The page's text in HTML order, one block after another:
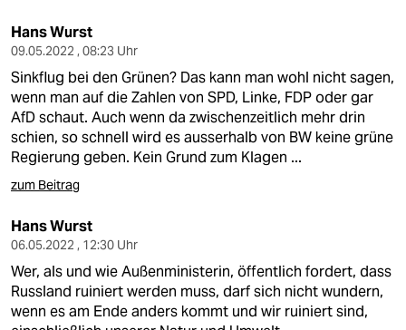
Hans Wurst
09.05.2022 , 08:23 Uhr
Sinkflug bei den Grünen? Das kann man wohl nicht sagen,
wenn man auf die Zahlen von SPD, Linke, FDP oder gar
AfD schaut. Auch wenn da zwischenzeitlich mehr drin
schien, so schnell wird es ausserhalb von BW keine grüne
Regierung geben. Kein Grund zum Klagen ...
zum Beitrag
Hans Wurst
06.05.2022 , 12:30 Uhr
Wer, als und wie Außenministerin, öffentlich fordert, dass
Russland ruiniert werden muss, darf sich nicht wundern,
wenn es am Ende anders kommt und wir ruiniert sind,